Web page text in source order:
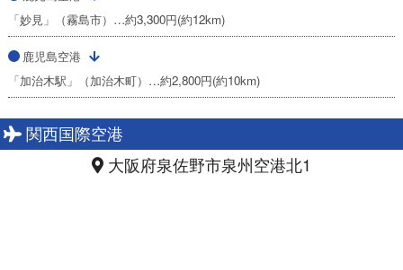
「妙見」（霧島市）…約3,300円(約12km)
鹿児島空港
「加治木駅」（加治木町）…約2,800円(約10km)
関西国際空港
大阪府泉佐野市泉州空港北1